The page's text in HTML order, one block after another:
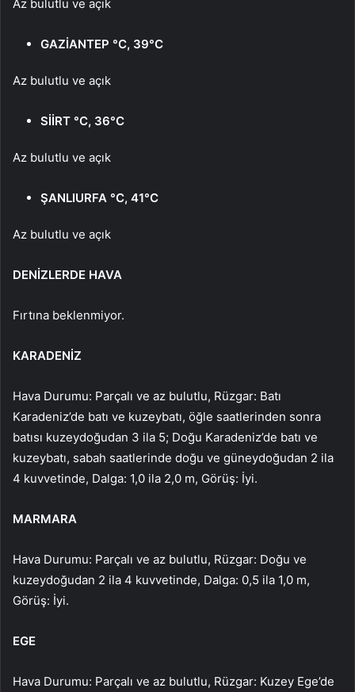
Az bulutlu ve açık
GAZİANTEP °C, 39°C
Az bulutlu ve açık
SİİRT °C, 36°C
Az bulutlu ve açık
ŞANLIURFA °C, 41°C
Az bulutlu ve açık
DENİZLERDE HAVA
Fırtına beklenmiyor.
KARADENİZ
Hava Durumu: Parçalı ve az bulutlu, Rüzgar: Batı
Karadeniz’de batı ve kuzeybatı, öğle saatlerinden sonra
batısı kuzeydoğudan 3 ila 5; Doğu Karadeniz’de batı ve
kuzeybatı, sabah saatlerinde doğu ve güneydoğudan 2 ila
4 kuvvetinde, Dalga: 1,0 ila 2,0 m, Görüş: İyi.
MARMARA
Hava Durumu: Parçalı ve az bulutlu, Rüzgar: Doğu ve
kuzeydoğudan 2 ila 4 kuvvetinde, Dalga: 0,5 ila 1,0 m,
Görüş: İyi.
EGE
Hava Durumu: Parçalı ve az bulutlu, Rüzgar: Kuzey Ege’de